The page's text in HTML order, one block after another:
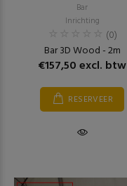
Bar
Inrichting
(0)
Bar 3D Wood - 2m
€157,50 excl. btw
RESERVEER